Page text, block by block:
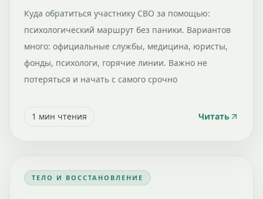
Куда обратиться участнику СВО за помощью:
психологический маршрут без паники. Вариантов
много: официальные службы, медицина, юристы,
фонды, психологи, горячие линии. Важно не
потеряться и начать с самого срочно
1 мин чтения Читать
ТЕЛО И ВОССТАНОВЛЕНИЕ